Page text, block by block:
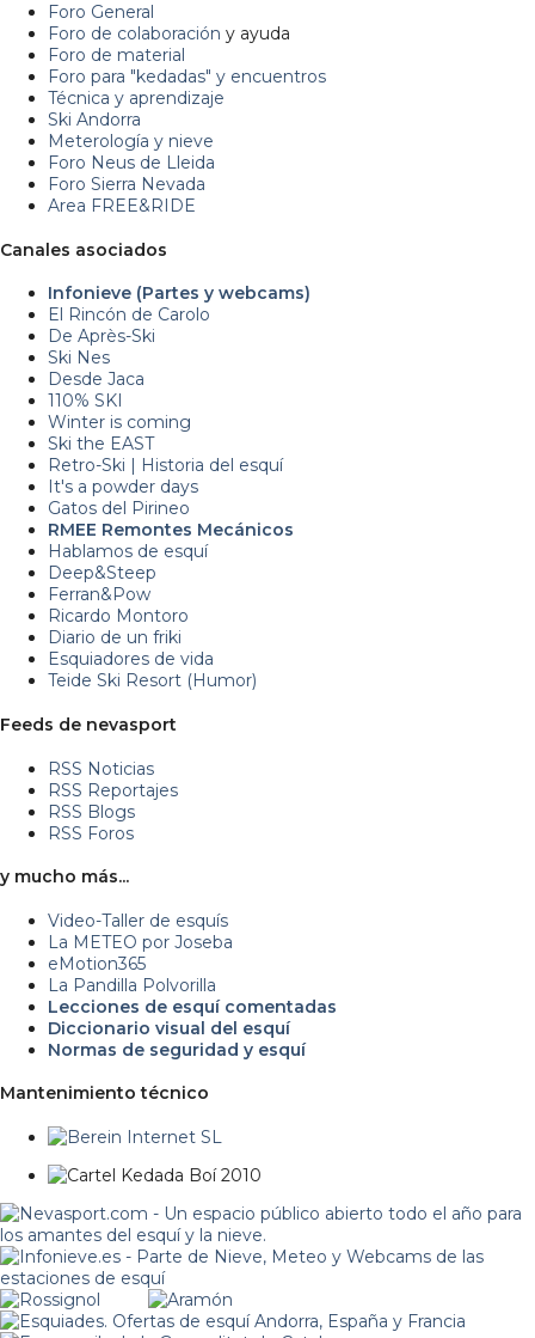
Foro General
Foro de colaboración y ayuda
Foro de material
Foro para "kedadas" y encuentros
Técnica y aprendizaje
Ski Andorra
Meterología y nieve
Foro Neus de Lleida
Foro Sierra Nevada
Area FREE&RIDE
Canales asociados
Infonieve (Partes y webcams)
El Rincón de Carolo
De Après-Ski
Ski Nes
Desde Jaca
110% SKI
Winter is coming
Ski the EAST
Retro-Ski | Historia del esquí
It's a powder days
Gatos del Pirineo
RMEE Remontes Mecánicos
Hablamos de esquí
Deep&Steep
Ferran&Pow
Ricardo Montoro
Diario de un friki
Esquiadores de vida
Teide Ski Resort (Humor)
Feeds de nevasport
RSS Noticias
RSS Reportajes
RSS Blogs
RSS Foros
y mucho más...
Video-Taller de esquís
La METEO por Joseba
eMotion365
La Pandilla Polvorilla
Lecciones de esquí comentadas
Diccionario visual del esquí
Normas de seguridad y esquí
Mantenimiento técnico